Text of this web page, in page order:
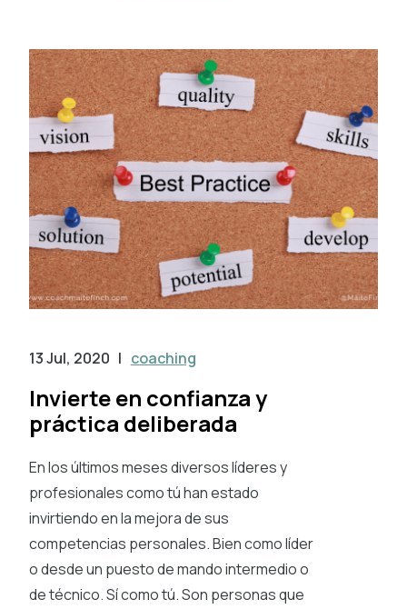
13 Jul, 2020 | coaching
Invierte en confianza y
práctica deliberada
En los últimos meses diversos líderes y
profesionales como tú han estado
invirtiendo en la mejora de sus
competencias personales. Bien como líder
o desde un puesto de mando intermedio o
de técnico. Sí como tú. Son personas que